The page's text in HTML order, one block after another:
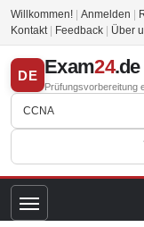
Willkommen! Anmelden
Kontakt
Feedback Über
DE Exam24.de
Prüfungsvorbereitung